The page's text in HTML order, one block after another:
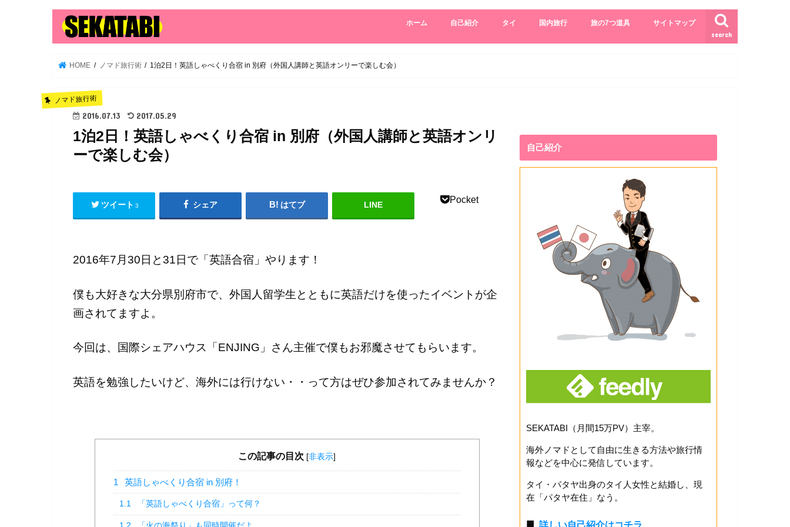
search
ホーム 自己紹介 タイ 国内旅行 旅の7つ道具 サイトマップ
HOME ノマド旅行術 1泊2日！英語しゃべくり合宿 in 別府（外国人講師と英語オンリーで楽しむ会）
ノマド旅行術
2016.07.13 2017.05.29
1泊2日！英語しゃべくり合宿 in 別府（外国人講師と英語オンリ
ーで楽しむ会）
ツイート 3 シェア はてブ LINE Pocket
2016年7月30日と31日で「英語合宿」やります！
僕も大好きな大分県別府市で、外国人留学生とともに英語だけを使ったイベントが企
画されてますよ。
今回は、国際シェアハウス「ENJING」さん主催で僕もお邪魔させてもらいます。
英語を勉強したいけど、海外には行けない・・って方はぜひ参加されてみませんか？
この記事の目次 [非表示]
1 英語しゃべくり合宿 in 別府！
1.1 「英語しゃべくり合宿」って何？
1.2 「火の海祭り」も同時開催だよ
自己紹介
SEKATABI（月間15万PV）主宰。
海外ノマドとして自由に生きる方法や旅行情
報などを中心に発信しています。
タイ・パタヤ出身のタイ人女性と結婚し、現
在「パタヤ在住」なう。
■ 詳しい自己紹介はコチラ